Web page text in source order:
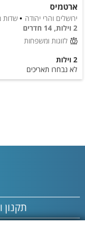
ארטמיס
ירושלים והרי יהודה
שדות
2 וילות, 14 חדרים
לזוגות ומשפחות
2 וילות
לא נבחרו תאריכים
תקנון